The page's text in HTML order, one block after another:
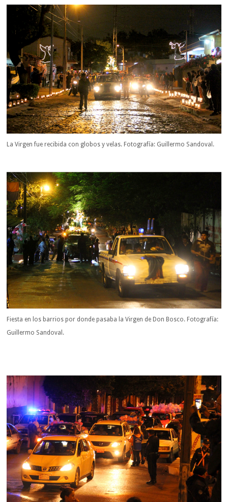
La Virgen fue recibida con globos y velas. Fotografía: Guillermo Sandoval.
Fiesta en los barrios por donde pasaba la Virgen de Don Bosco. Fotografía:
Guillermo Sandoval.